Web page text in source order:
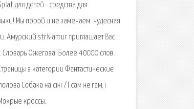
для детей - средства для
Мы порой и не замечаем: чудесная
Амурский strk-amur приглашает Вас
Словарь Ожегова. Более 40000 слов.
в категории Фантастические
Собака на сіні / І сам не гам, і
кроссы.